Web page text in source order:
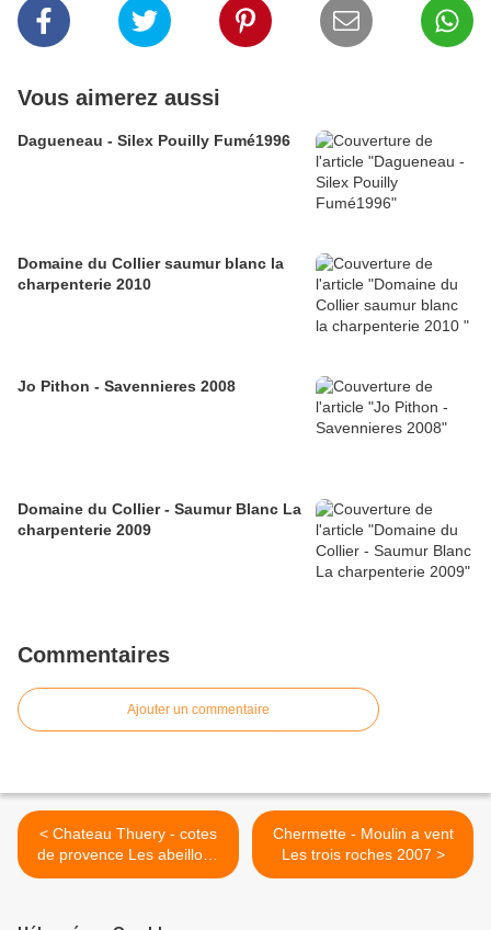
Vous aimerez aussi
Dagueneau - Silex Pouilly Fumé1996
Domaine du Collier saumur blanc la
charpenterie 2010
Jo Pithon - Savennieres 2008
Domaine du Collier - Saumur Blanc La
charpenterie 2009
Commentaires
Ajouter un commentaire
< Chateau Thuery - cotes
de provence Les abeillons
rouge 2005
Chermette - Moulin a vent
Les trois roches 2007 >